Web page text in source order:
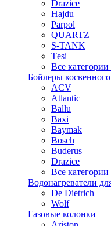
Drazice
Hajdu
Parpol
QUARTZ
S-TANK
Tеsi
Все категории
Бойлеры косвенного
ACV
Atlantic
Ballu
Baxi
Baymak
Bosch
Buderus
Drazice
Все категории
Водонагреватели
De Dietrich
Wolf
Газовые колонки